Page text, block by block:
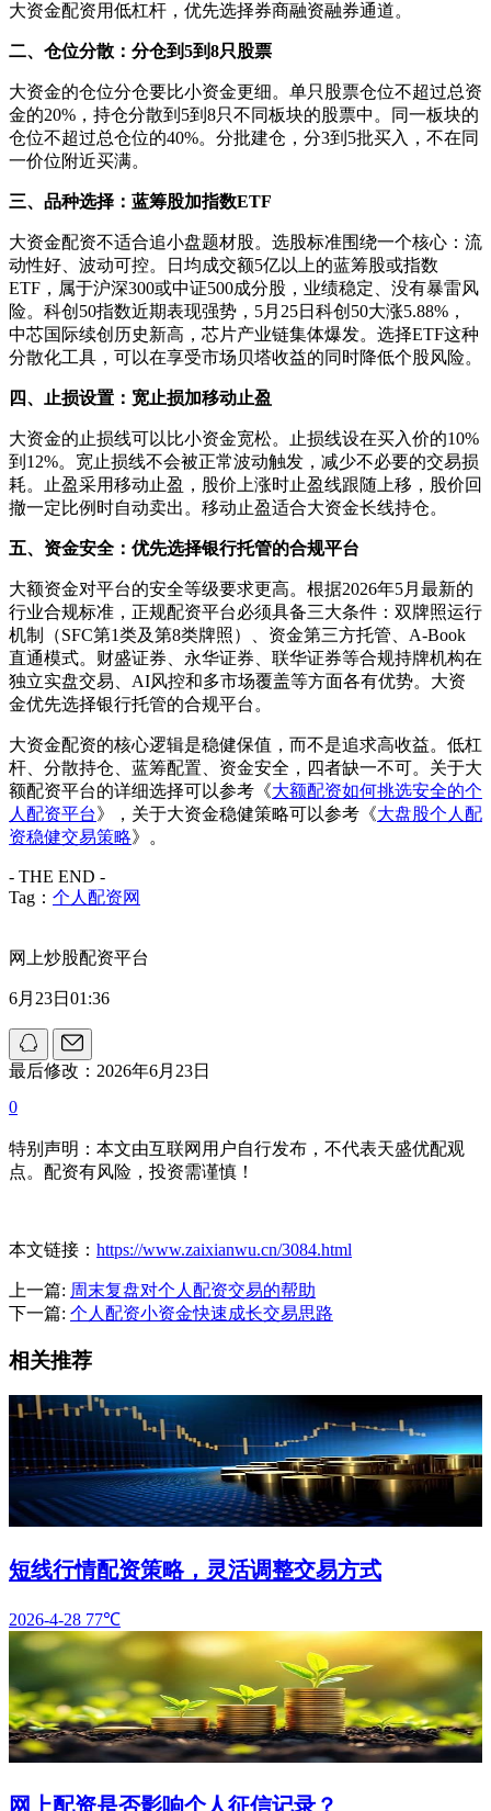
大资金配资用低杠杆，优先选择券商融资融券通道。
二、仓位分散：分仓到5到8只股票
大资金的仓位分仓要比小资金更细。单只股票仓位不超过总资
金的20%，持仓分散到5到8只不同板块的股票中。同一板块的
仓位不超过总仓位的40%。分批建仓，分3到5批买入，不在同
一价位附近买满。
三、品种选择：蓝筹股加指数ETF
大资金配资不适合追小盘题材股。选股标准围绕一个核心：流
动性好、波动可控。日均成交额5亿以上的蓝筹股或指数
ETF，属于沪深300或中证500成分股，业绩稳定、没有暴雷风
险。科创50指数近期表现强势，5月25日科创50大涨5.88%，
中芯国际续创历史新高，芯片产业链集体爆发。选择ETF这种
分散化工具，可以在享受市场贝塔收益的同时降低个股风险。
四、止损设置：宽止损加移动止盈
大资金的止损线可以比小资金宽松。止损线设在买入价的10%
到12%。宽止损线不会被正常波动触发，减少不必要的交易损
耗。止盈采用移动止盈，股价上涨时止盈线跟随上移，股价回
撤一定比例时自动卖出。移动止盈适合大资金长线持仓。
五、资金安全：优先选择银行托管的合规平台
大额资金对平台的安全等级要求更高。根据2026年5月最新的
行业合规标准，正规配资平台必须具备三大条件：双牌照运行
机制（SFC第1类及第8类牌照）、资金第三方托管、A-Book
直通模式。财盛证券、永华证券、联华证券等合规持牌机构在
独立实盘交易、AI风控和多市场覆盖等方面各有优势。大资
金优先选择银行托管的合规平台。
大资金配资的核心逻辑是稳健保值，而不是追求高收益。低杠
杆、分散持仓、蓝筹配置、资金安全，四者缺一不可。关于大
额配资平台的详细选择可以参考《大额配资如何挑选安全的个
人配资平台》，关于大资金稳健策略可以参考《大盘股个人配
资稳健交易策略》。
- THE END -
Tag： 个人配资网
网上炒股配资平台
6月23日01:36
最后修改：2026年6月23日
0
特别声明：本文由互联网用户自行发布，不代表天盛优配观
点。配资有风险，投资需谨慎！
本文链接： https://www.zaixianwu.cn/3084.html
上一篇: 周末复盘对个人配资交易的帮助
下一篇: 个人配资小资金快速成长交易思路
相关推荐
短线行情配资策略，灵活调整交易方式
2026-4-28 77℃
网上配资是否影响个人征信记录？